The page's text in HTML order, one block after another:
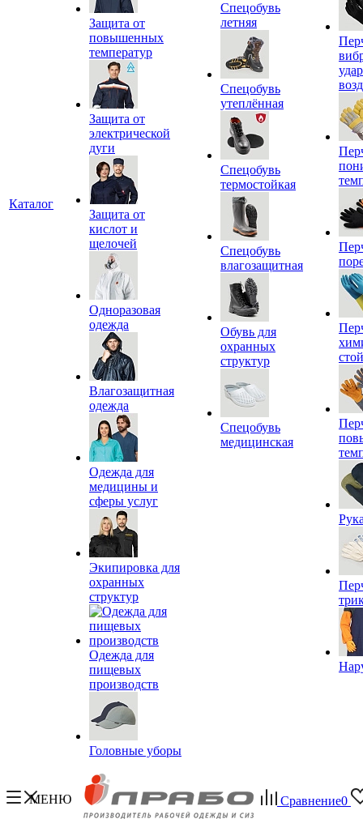
Каталог
Защита от
повышенных
температур
Защита от
электрической
дуги
Защита от
кислот и
щелочей
Одноразовая
одежда
Влагозащитная
одежда
Одежда для
медицины и
сферы услуг
Экипировка для
охранных
структур
Одежда для
пищевых
производств
Головные уборы
Спецобувь
летняя
Спецобувь
утеплённая
Спецобувь
термостойкая
Спецобувь
влагозащитная
Обувь для
охранных
структур
Спецобувь
медицинская
МЕНЮ Сравнение0